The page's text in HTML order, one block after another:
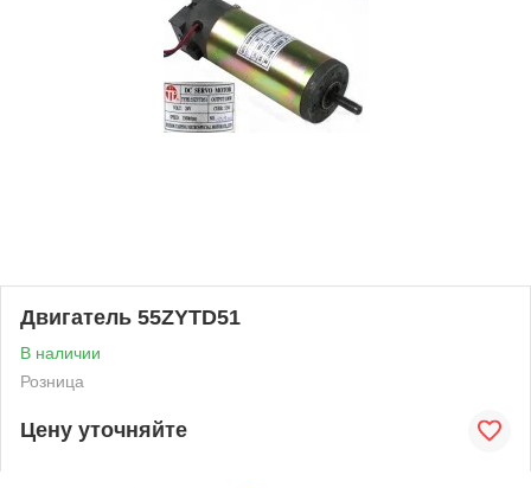
Двигатель 55ZYTD51
В наличии
Розница
Цену уточняйте